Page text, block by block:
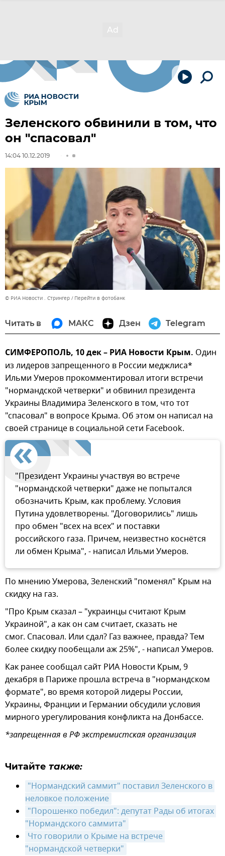
Зеленского обвинили в том, что
он "спасовал"
14:04 10.12.2019
© РИА Новости . Стрингер Перейти в фотобанк
Читать в МАКС Дзен Telegram
СИМФЕРОПОЛЬ, 10 дек – РИА Новости Крым. Один
из лидеров запрещенного в России меджлиса*
Ильми Умеров прокомментировал итоги встречи
"нормандской четверки" и обвинил президента
Украины Владимира Зеленского в том, что тот
"спасовал" в вопросе Крыма. Об этом он написал на
своей странице в социальной сети Facebook.
"Президент Украины участвуя во встрече
"нормандской четверки" даже не попытался
обозначить Крым, как проблему. Условия
Путина удовлетворены. "Договорились" лишь
про обмен "всех на всех" и поставки
российского газа. Причем, неизвестно коснётся
ли обмен Крыма", - написал Ильми Умеров.
По мнению Умерова, Зеленский "поменял" Крым на
скидку на газ.
"Про Крым сказал – "украинцы считают Крым
Украиной", а как он сам считает, сказать не
смог. Спасовал. Или сдал? Газ важнее, правда? Тем
более скидку пообещали аж 25%", - написал Умеров.
Как ранее сообщал сайт РИА Новости Крым, 9
декабря в Париже прошла встреча в "нормандском
формате", во время которой лидеры России,
Украины, Франции и Германии обсудили условия
мирного урегулирования конфликта на Донбассе.
*запрещенная в РФ экстремистская организация
Читайте также:
"Нормандский саммит" поставил Зеленского в
неловкое положение
"Порошенко победил": депутат Рады об итогах
"Нормандского саммита"
Что говорили о Крыме на встрече
"нормандской четверки"